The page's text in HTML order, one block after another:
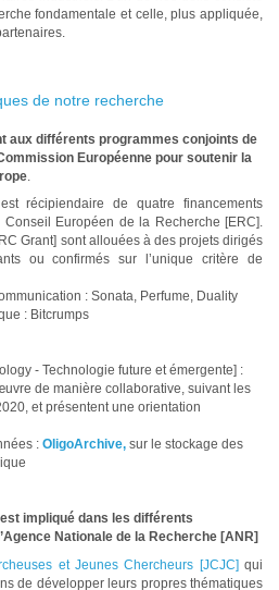
fondamentale et celle, plus appliquée,
de notre recherche
aux différents programmes conjoints de
Européenne pour soutenir la
.
récipiendaire de quatre financements
Conseil Européen de la Recherche [ERC].
Grant] sont allouées à des projets dirigés
ou confirmés sur l’unique critère de
: Sonata, Perfume, Duality
: Bitcrumps
- Technologie future et émergente] :
de manière collaborative, suivant les
et présentent une orientation
: OligoArchive, sur le stockage des
impliqué dans les différents
Nationale de la Recherche [ANR]
et Jeunes Chercheurs [JCJC] qui
de développer leurs propres thématiques